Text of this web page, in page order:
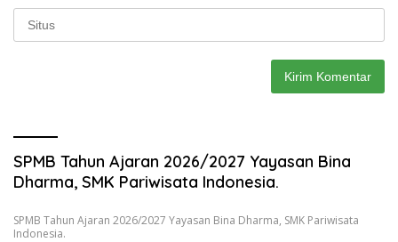
SPMB Tahun Ajaran 2026/2027 Yayasan Bina
Dharma, SMK Pariwisata Indonesia.
SPMB Tahun Ajaran 2026/2027 Yayasan Bina Dharma, SMK Pariwisata
Indonesia.